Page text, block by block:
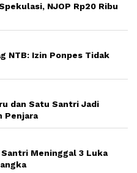
NJOP Rp20 Ribu
NTB: Izin Ponpes Tidak
dan Satu Santri Jadi
Penjara
Meninggal 3 Luka